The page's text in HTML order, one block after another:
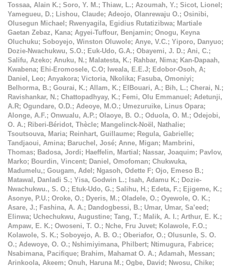
Tossaa, Alain K.; Soro, Y. M.; Thiaw, L.; Azoumah, Y.; Sicot, Lionel ;
Yamegueu, D.; Lishou, Claude; Adeojo, Olanrewaju O.; Osinibi,
Olusegun Michael ; Rwenyagila, Egidius Rutatizibwa; Martiale
Gaetan Zebaz, Kana; Agyei-Tuffour, Benjamin; Onogu, Keyna
Oluchuku; Soboyejo, Winston Oluwole; Anye, V.C.; Yiporo, Danyuo;
Dozie-Nwachukwu, S.O.; Euk-Udo, G.A.; Obayemi, J. D.; Ani, C.;
Salifu, Azeko; Anuku, N.; Malatesta, K.; Rahbar, Nima; Kan-Dapaah,
Kwabena; Ehi-Eromosele, C.O; Iweala, E.E.J; Edobor-Osoh, A;
Daniel, Leo; Anyakora; Victoria, Nkolika; Fasuba, Omoniyi;
Belhorma, B.; Gourai, K.; Allam, K.; ElBouari, A.; Bih, L.; Cherai, N.;
Ravishankar, N.; Chattopadhyay, K.; Femi, Olu Emmanuel ; Adetunji,
A.R; Ogundare, O.D.; Adeoye, M.O.; Umezuruike, Linus Opara;
Alonge, A.F.; Onwualu, A.P.; Olaoye, B. O.; Oduola, O. M.; Odejobi,
O. A.; Riberi-Béridot, Thècle; Mangelinck-Noël, Nathalie;
Tsoutsouva, Maria; Reinhart, Guillaume; Regula, Gabrielle;
Tandjaoui, Amina; Baruchel, José; Anne, Migan; Mambrini,
Thomas; Badosa, Jordi; Haeffelin, Martial ; Nassar, Joaquim; Pavlov,
Marko; Bourdin, Vincent; Daniel, Omofoman; Chukwuka,
Madumelu,; Gougam, Adel ; Ngasoh, Odette F; Ojo, Emeso B.;
Matawal, Danladi S.; Yisa, Godwin L.; Isah, Adamu K.; Dozie-
Nwachukwu., S. O.; Etuk-Udo, G.; Salihu, H.; Edeta, F.; Ejigeme, K.;
Asonye, P.U.; Oroke, O.; Dyeris, M.; Oladele, O.; Oyewole, O. K.;
Asare, J.; Fashina, A. A.; Dandogbessi, B.; Umar, Umar, Sa’eed ;
Elinwa; Uchechukwu, Augustine; Tang, T.; Malik, A. I.; Arthur, E. K.;
Ampaw, E. K.; Owoseni, T. O.; Nche, Fru Juvet; Kolawole, F.O.;
Kolawole, S. K.; Soboyejo, A. B. O.; Oberiafor, O.; Olusunle, S. O.
O.; Adewoye, O. O.; Nshimiyimana, Philbert; Ntimugura, Fabrice;
Nsabimana, Pacifique; Brahim, Mahamat O. A.; Adamah, Messan;
Arinkoola, Akeem; Onuh, Haruna M.; Ogbe, David ; Nwosu, Chike;